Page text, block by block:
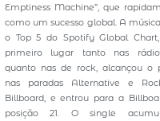
Emptiness Machine”, que
como um sucesso global. A
o Top 5 do Spotify Global
primeiro lugar tanto nas
quanto nas de rock, alcançou o
nas paradas Alternative e
Billboard, e entrou para a
posição 21. O single